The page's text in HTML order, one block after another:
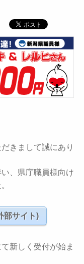
きまして誠にあり
、県庁職員様向け
部サイト)
新しく受付が始ま